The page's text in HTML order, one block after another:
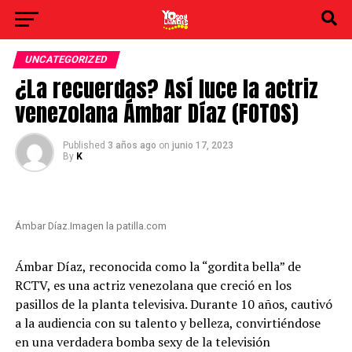
UNCATEGORIZED
¿La recuerdas? Así luce la actriz
venezolana Ámbar Díaz (FOTOS)
Published 3 años ago on junio 17, 2023
By K
Ámbar Díaz.Imagen la patilla.com
Ámbar Díaz, reconocida como la “gordita bella” de
RCTV, es una actriz venezolana que creció en los
pasillos de la planta televisiva. Durante 10 años, cautivó
a la audiencia con su talento y belleza, convirtiéndose
en una verdadera bomba sexy de la televisión